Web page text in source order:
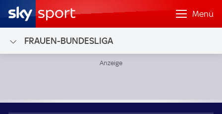
Menü
FRAUEN-BUNDESLIGA